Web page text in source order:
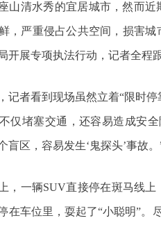
山清水秀的宜居城市，然而
，严重侵占公共空间，损害
开展专项执法行动，记者全程
记者看到现场虽然立着“限时
仅堵塞交通，还容易造成安
盲区，容易发生‘鬼探头’事故。
，一辆SUV直接停在斑马线
在车位里，耍起了“小聪明”。